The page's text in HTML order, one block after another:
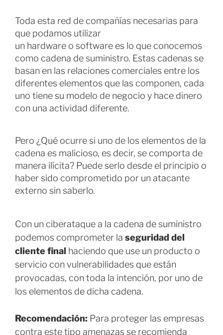
Toda esta red de compañías necesarias para
que podamos utilizar
un hardware o software es lo que conocemos
como cadena de suministro. Estas cadenas se
basan en las relaciones comerciales entre los
diferentes elementos que las componen, cada
uno tiene su modelo de negocio y hace dinero
con una actividad diferente.
Pero ¿Qué ocurre si uno de los elementos de la
cadena es malicioso, es decir, se comporta de
manera ilícita? Puede serlo desde el principio o
haber sido comprometido por un atacante
externo sin saberlo.
Con un ciberataque a la cadena de suministro
podemos comprometer la seguridad del
cliente final haciendo que use un producto o
servicio con vulnerabilidades que están
provocadas, con toda la intención, por uno de
los elementos de dicha cadena.
Recomendación: Para proteger las empresas
contra este tipo amenazas se recomienda